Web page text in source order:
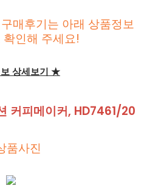
매후기는 아래 상품정보
인해 주세요!
상세보기 ★
커피메이커, HD7461/20
품사진